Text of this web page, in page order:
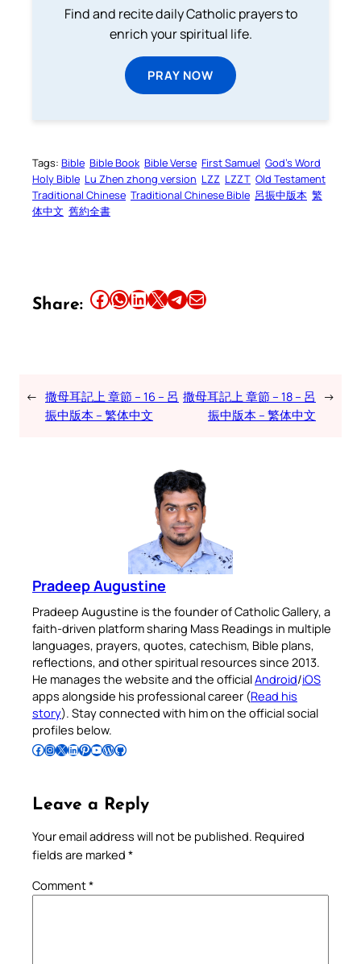
Find and recite daily Catholic prayers to
enrich your spiritual life.
PRAY NOW
Tags: Bible Bible Book Bible Verse First Samuel God’s Word
Holy Bible Lu Zhen zhong version LZZ LZZT Old Testament
Traditional Chinese Traditional Chinese Bible 呂振中版本 繁
体中文 舊約全書
Share: Share this article on Facebook Share this article on WhatsApp Share this article on LinkedIn Share this article on X Share this article on TelegramEmail this Article
← 撒母耳記上 章節 – 16 – 呂
振中版本 – 繁体中文
撒母耳記上 章節 – 18 – 呂
振中版本 – 繁体中文
→
Pradeep Augustine
Pradeep Augustine is the founder of Catholic Gallery, a
faith-driven platform sharing Mass Readings in multiple
languages, prayers, quotes, catechism, Bible plans,
reflections, and other spiritual resources since 2013.
He manages the website and the officialAndroid/iOS
apps alongside his professional career (Read his
story). Stay connected with him on the official social
profiles below.
Follow Pradeep on Facebook Follow Pradeep on InstagramFollow Pradeep on X Follow Pradeep on LinkedIn Follow Pradeep on Pinterest Subscribe to Pradeep’s Youtube Channel Follow Pradeep on WordPress Follow Pradeep on GitHub
Leave a Reply
Your email address will not be published. Required
fields are marked *
Comment*